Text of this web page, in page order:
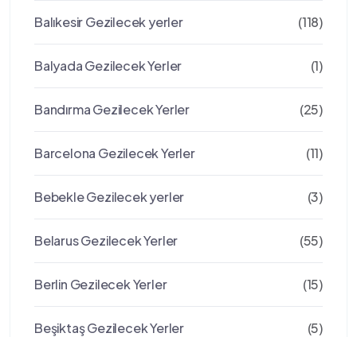
Balıkesir Gezilecek yerler (118)
Balyada Gezilecek Yerler (1)
Bandırma Gezilecek Yerler (25)
Barcelona Gezilecek Yerler (11)
Bebekle Gezilecek yerler (3)
Belarus Gezilecek Yerler (55)
Berlin Gezilecek Yerler (15)
Beşiktaş Gezilecek Yerler (5)